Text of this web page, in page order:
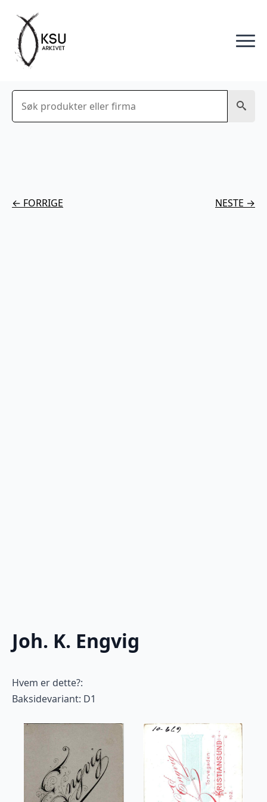
Søk
← FORRIGE NESTE →
Joh. K. Engvig
Hvem er dette?:
Baksidevariant: D1